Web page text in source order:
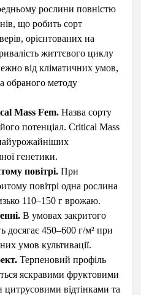
рослини повністю
що робить сорт
орієнтованих на
життєвого циклу
від кліматичних умов,
обраного методу
Mass Fem. Назва сорту
потенціал. Critical Mass
генетики.
повітрі. При
повітрі одна рослина
110–150 г врожаю.
В умовах закритого
досягає 450–600 г/м² при
умов культивації.
Терпеновий профіль
яскравими фруктовими
відтінками та